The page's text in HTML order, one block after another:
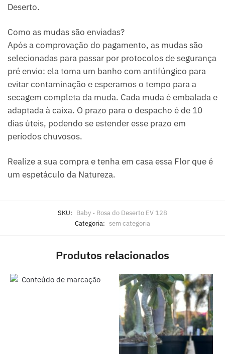
Deserto.
Como as mudas são enviadas?
Após a comprovação do pagamento, as mudas são
selecionadas para passar por protocolos de segurança
pré envio: ela toma um banho com antifúngico para
evitar contaminação e esperamos o tempo para a
secagem completa da muda. Cada muda é embalada e
adaptada à caixa. O prazo para o despacho é de 10
dias úteis, podendo se estender esse prazo em
períodos chuvosos.
Realize a sua compra e tenha em casa essa Flor que é
um espetáculo da Natureza.
SKU: Baby - Rosa do Deserto EV 128
Categoria: sem categoria
Produtos relacionados